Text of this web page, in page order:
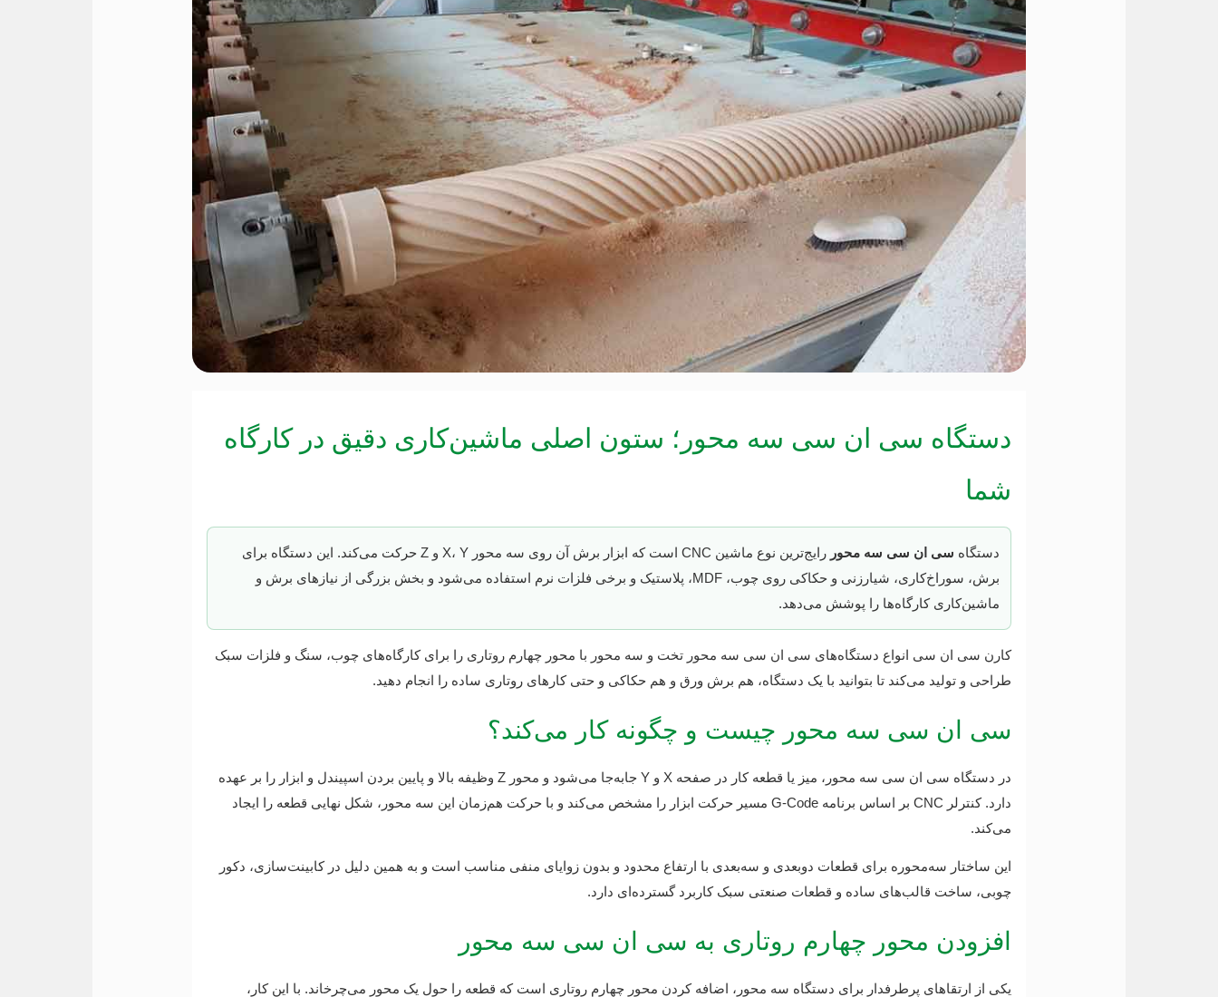
دستگاه سی ان سی سه محور؛ ستون اصلی ماشین‌کاری دقیق در کارگاه
شما
دستگاه سی ان سی سه محور
رایج‌ترین نوع ماشین CNC است که ابزار برش آن روی سه محور X، Y و Z حرکت می‌کند. این دستگاه برای
برش، سوراخ‌کاری، شیارزنی و حکاکی روی چوب، MDF، پلاستیک و برخی فلزات نرم استفاده می‌شود و بخش بزرگی از نیازهای برش و
ماشین‌کاری کارگاه‌ها را پوشش می‌دهد.
کارن سی ان سی انواع دستگاه‌های سی ان سی سه محور تخت و سه محور با محور چهارم روتاری را برای کارگاه‌های چوب، سنگ و فلزات سبک
طراحی و تولید می‌کند تا بتوانید با یک دستگاه، هم برش ورق و هم حکاکی و حتی کارهای روتاری ساده را انجام دهید.
سی ان سی سه محور چیست و چگونه کار می‌کند؟
در دستگاه سی ان سی سه محور، میز یا قطعه کار در صفحه X و Y جابه‌جا می‌شود و محور Z وظیفه بالا و پایین بردن اسپیندل و ابزار را بر عهده
دارد. کنترلر CNC بر اساس برنامه G-Code مسیر حرکت ابزار را مشخص می‌کند و با حرکت هم‌زمان این سه محور، شکل نهایی قطعه را ایجاد
می‌کند.
این ساختار سه‌محوره برای قطعات دوبعدی و سه‌بعدی با ارتفاع محدود و بدون زوایای منفی مناسب است و به همین دلیل در کابینت‌سازی، دکور
چوبی، ساخت قالب‌های ساده و قطعات صنعتی سبک کاربرد گسترده‌ای دارد.
افزودن محور چهارم روتاری به سی ان سی سه محور
یکی از ارتقاهای پرطرفدار برای دستگاه سه محور، اضافه کردن محور چهارم روتاری است که قطعه را حول یک محور می‌چرخاند. با این کار،